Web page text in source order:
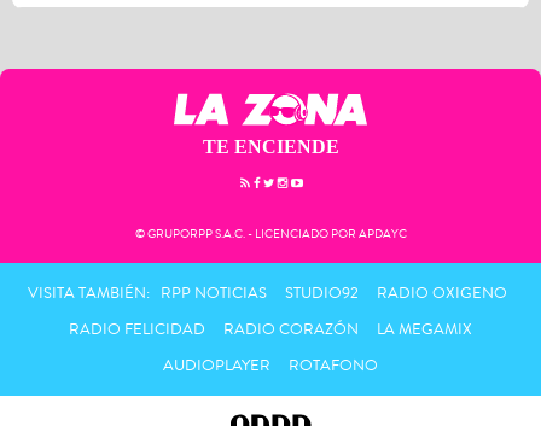
TE ENCIENDE
© GRUPORPP S.A.C. - LICENCIADO POR APDAYC
VISITA TAMBIÉN: RPP NOTICIAS STUDIO92
RADIO OXIGENO
RADIO FELICIDAD
RADIO CORAZÓN
LA MEGAMIX
AUDIOPLAYER
ROTAFONO